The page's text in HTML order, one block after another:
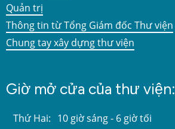
Quản trị
Thông tin từ Tổng Giám đốc Thư viện
Chung tay xây dựng thư viện
Giờ mở cửa của thư viện:
Thứ Hai: 10 giờ sáng - 6 giờ tối